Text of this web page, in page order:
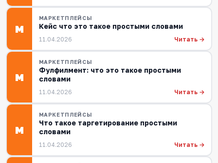
М
МАРКЕТПЛЕЙСЫ
Кейс что это такое простыми словами
11.04.2026 Читать →
М
МАРКЕТПЛЕЙСЫ
Фулфилмент: что это такое простыми
словами
11.04.2026 Читать →
М
МАРКЕТПЛЕЙСЫ
Что такое таргетирование простыми
словами
11.04.2026 Читать →